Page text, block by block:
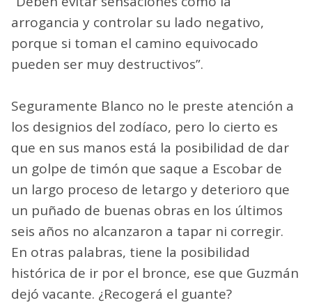
arrogancia y controlar su lado negativo,
porque si toman el camino equivocado
pueden ser muy destructivos”.
Seguramente Blanco no le preste atención a
los designios del zodíaco, pero lo cierto es
que en sus manos está la posibilidad de dar
un golpe de timón que saque a Escobar de
un largo proceso de letargo y deterioro que
un puñado de buenas obras en los últimos
seis años no alcanzaron a tapar ni corregir.
En otras palabras, tiene la posibilidad
histórica de ir por el bronce, ese que Guzmán
dejó vacante. ¿Recogerá el guante?